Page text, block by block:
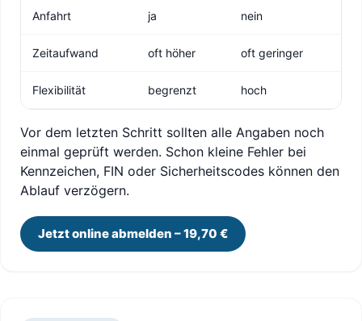
Anfahrt ja nein
Zeitaufwand oft höher oft geringer
Flexibilität begrenzt hoch
Vor dem letzten Schritt sollten alle Angaben noch
einmal geprüft werden. Schon kleine Fehler bei
Kennzeichen, FIN oder Sicherheitscodes können den
Ablauf verzögern.
Jetzt online abmelden – 19,70 €